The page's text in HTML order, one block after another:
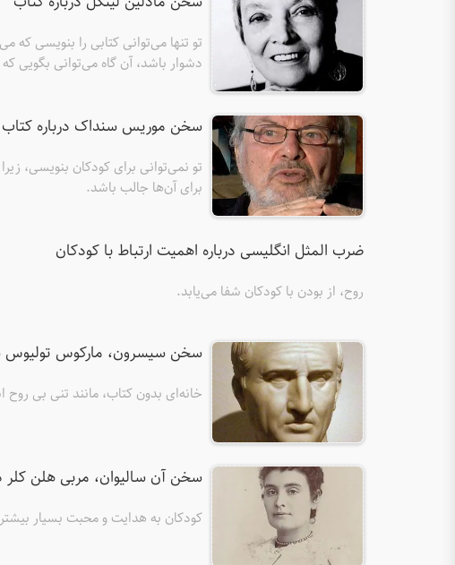
تو تنها می‌توانی کتابی را بنویسی که
دشوار باشد، آن گاه می‌توانی بگویی
سخن موریس سنداک درباره
تو نمی‌توانی برای کودکان بنویسی،
برای آن‌ها جالب باشد.
ضرب المثل انگلیسی درباره اهمیت ارتباط با کودکان
روح، از بودن با کودکان شفا می‌یابد.
سخن سیسرون، مارکوس تولیوس
خانه‌ای بدون کتاب، مانند تنی بی
سخن آن سالیوان، مربی هلن کلر
کودکان به هدایت و محبت بسیار